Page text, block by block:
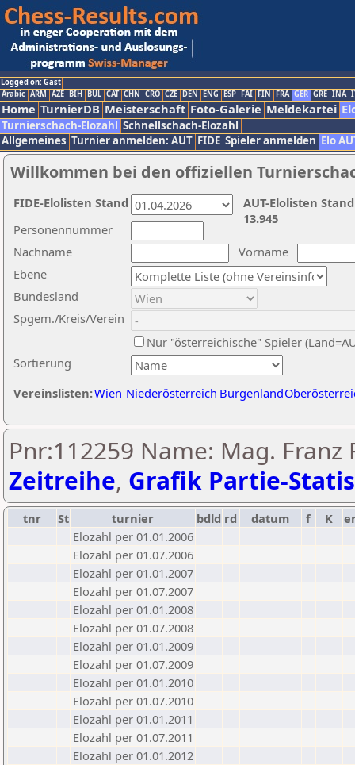
Logged on: Gast
Arabic ARM AZE BIH BUL CAT CHN CRO CZE DEN ENG ESP FAI FIN FRA GER GRE INA
Home TurnierDB Meisterschaft Foto-Galerie Meldekartei
Turnierschach-Elozahl Schnellschach-Elozahl
Allgemeines Turnier anmelden: AUT FIDE Spieler anmelden Elo
Willkommen bei den offiziellen
Nachname
Vorname
Ebene
Sortierung
Personennummer
Bundesland
Spgem./Kreis/Verein
Nur "österreichische" Spieler
Vereinslisten:Wien Niederösterreich Burgenland
AUT-Elolisten
13.945
FIDE-Elolisten Stand
Pnr:112259 Name: Mag. Franz
Zeitreihe, Grafik Partie-
tnr St turnier bdld rd datum f K
Elozahl per 01.01.2006
Elozahl per 01.07.2006
Elozahl per 01.01.2007
Elozahl per 01.07.2007
Elozahl per 01.01.2008
Elozahl per 01.07.2008
Elozahl per 01.01.2009
Elozahl per 01.07.2009
Elozahl per 01.01.2010
Elozahl per 01.07.2010
Elozahl per 01.01.2011
Elozahl per 01.07.2011
Elozahl per 01.01.2012